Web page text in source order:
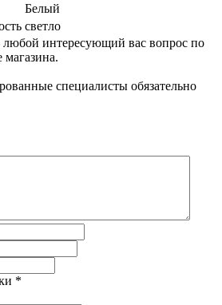
Белый
светло
любой интересующий вас вопрос по
магазина.
специалисты обязательно
*